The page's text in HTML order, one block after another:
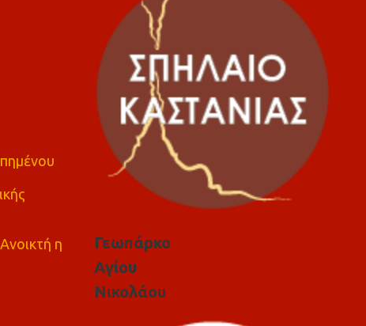
η
Γεωπάρκο
Αγίου
Νικολάου